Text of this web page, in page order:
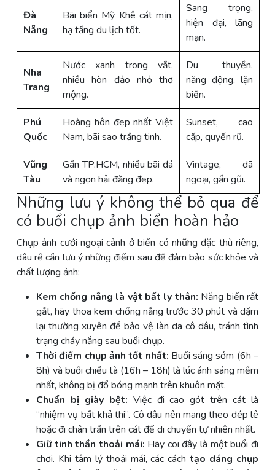
Đà
Nẵng
Bãi biển Mỹ Khê cát mịn,
hạ tầng du lịch tốt.
Sang trọng,
hiện đại, lãng
mạn.
Nha
Trang
Nước xanh trong vắt,
nhiều hòn đảo nhỏ thơ
mộng.
Du thuyền,
năng động, lặn
biển.
Phú
Quốc
Hoàng hôn đẹp nhất Việt
Nam, bãi sao trắng tinh.
Sunset, cao
cấp, quyến rũ.
Vũng
Tàu
Gần TP.HCM, nhiều bãi đá
và ngọn hải đăng đẹp.
Vintage, dã
ngoại, gần gũi.
Những lưu ý không thể bỏ qua để
có buổi chụp ảnh biển hoàn hảo
Chụp ảnh cưới ngoại cảnh ở biển có những đặc thù riêng,
dâu rể cần lưu ý những điểm sau để đảm bảo sức khỏe và
chất lượng ảnh:
Kem chống nắng là vật bất ly thân: Nắng biển rất
gắt, hãy thoa kem chống nắng trước 30 phút và dặm
lại thường xuyên để bảo vệ làn da cô dâu, tránh tình
trạng cháy nắng sau buổi chụp.
Thời điểm chụp ảnh tốt nhất: Buổi sáng sớm (6h –
8h) và buổi chiều tà (16h – 18h) là lúc ánh sáng mềm
nhất, không bị đổ bóng mạnh trên khuôn mặt.
Chuẩn bị giày bệt: Việc đi cao gót trên cát là
“nhiệm vụ bất khả thi”. Cô dâu nên mang theo dép lê
hoặc đi chân trần trên cát để di chuyển tự nhiên nhất.
Giữ tinh thần thoải mái: Hãy coi đây là một buổi đi
chơi. Khi tâm lý thoải mái, các cáchtạo dáng chụp